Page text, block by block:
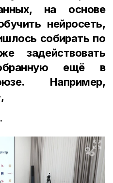
на основе
нейросеть,
собирать по
задействовать
ещё в
Например,